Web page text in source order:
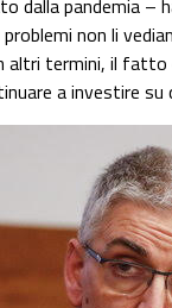
dalla pandemia –
non li
termini, il fatto
a investire